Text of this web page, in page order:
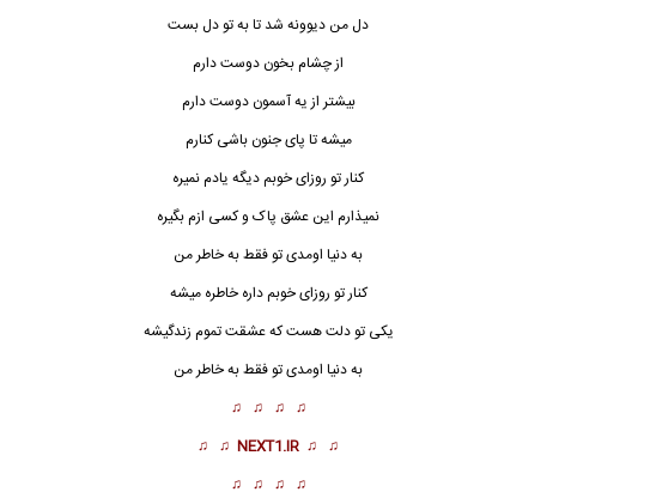
دل من دیوونه شد تا به تو دل بست
از چشام بخون دوست دارم
بیشتر از یه آسمون دوست دارم
میشه تا پای جنون باشی کنارم
کنار تو روزای خوبم دیگه یادم نمیره
نمیذارم این عشق پاک و کسی ازم بگیره
به دنیا اومدی تو فقط به خاطر من
کنار تو روزای خوبم داره خاطره میشه
یکی تو دلت هست که عشقت تموم زندگیشه
به دنیا اومدی تو فقط به خاطر من
♫ ♫ ♫ ♫
♫ ♫
NEXT1.IR
♫ ♫
♫ ♫ ♫ ♫